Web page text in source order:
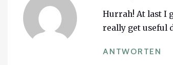
Hurrah! At last I
reallу get useful
ANTWORTEN